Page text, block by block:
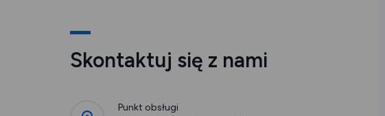
Skontaktuj się z nami
Punkt obsługi